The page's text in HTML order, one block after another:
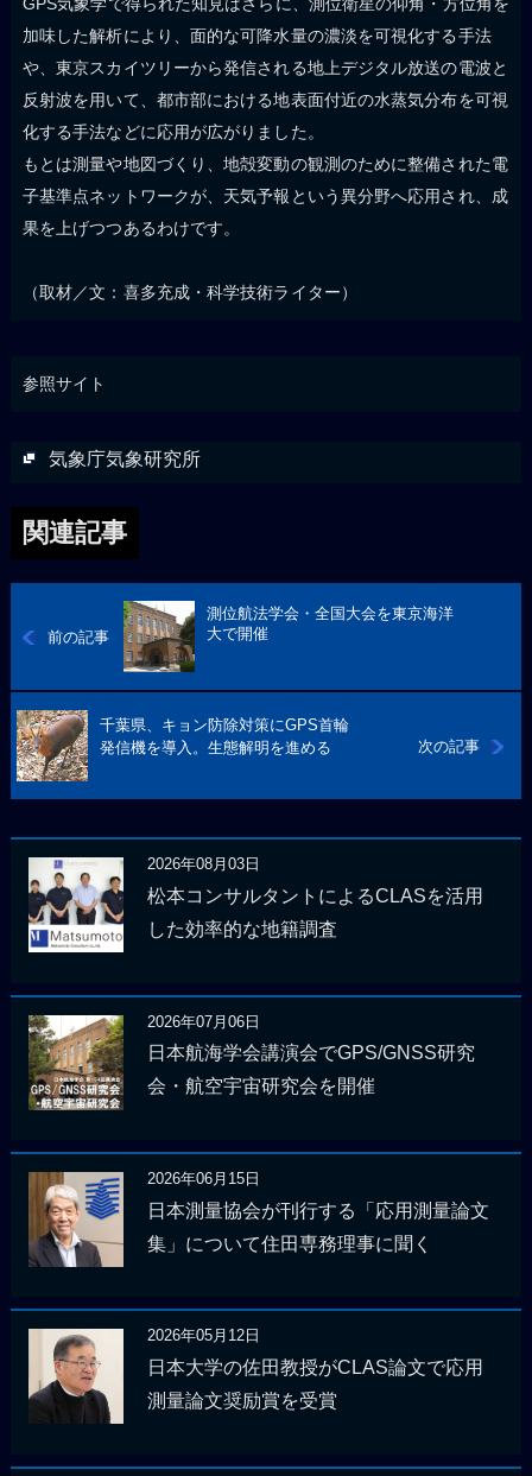
GPS気象学で得られた知見はさらに、測位衛星の仰角・方位角を
加味した解析により、面的な可降水量の濃淡を可視化する手法
や、東京スカイツリーから発信される地上デジタル放送の電波と
反射波を用いて、都市部における地表面付近の水蒸気分布を可視
化する手法などに応用が広がりました。
もとは測量や地図づくり、地殻変動の観測のために整備された電
子基準点ネットワークが、天気予報という異分野へ応用され、成
果を上げつつあるわけです。
（取材／文：喜多充成・科学技術ライター）
参照サイト
気象庁気象研究所
関連記事
前の記事
測位航法学会・全国大会を東京海洋
大で開催
次の記事
千葉県、キョン防除対策にGPS首輪
発信機を導入。生態解明を進める
2026年08月03日
松本コンサルタントによるCLASを活用
した効率的な地籍調査
2026年07月06日
日本航海学会講演会でGPS/GNSS研究
会・航空宇宙研究会を開催
2026年06月15日
日本測量協会が刊行する「応用測量論文
集」について住田専務理事に聞く
2026年05月12日
日本大学の佐田教授がCLAS論文で応用
測量論文奨励賞を受賞